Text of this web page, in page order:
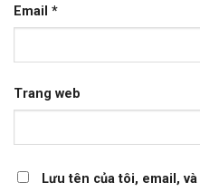
Email *
Trang web
Lưu tên của tôi, email,